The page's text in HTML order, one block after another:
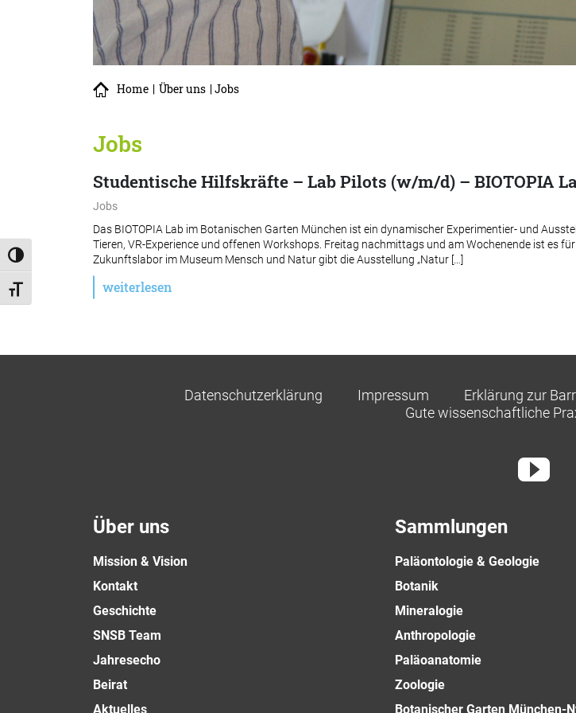
Umschalten auf hohe Kontraste
Schrift vergrößern
Home | Über uns | Jobs
Jobs
Studentische Hilfskräfte – Lab Pilots (w/m/d) – BIOTOPIA
Jobs
Das BIOTOPIA Lab im Botanischen Garten München ist ein dynamischer Experimentier- und
Tieren, VR-Experience und offenen Workshops. Freitag nachmittags und am Wochenende ist es
Zukunftslabor im Museum Mensch und Natur gibt die Ausstellung „Natur […]
weiterlesen
Datenschutzerklärung Impressum Erklärung zur
Gute wissenschaftliche
Über uns
Mission & Vision
Kontakt
Geschichte
SNSB Team
Jahresecho
Beirat
Aktuelles
Sammlungen
Paläontologie & Geologie
Botanik
Mineralogie
Anthropologie
Paläoanatomie
Zoologie
Botanischer Garten München-